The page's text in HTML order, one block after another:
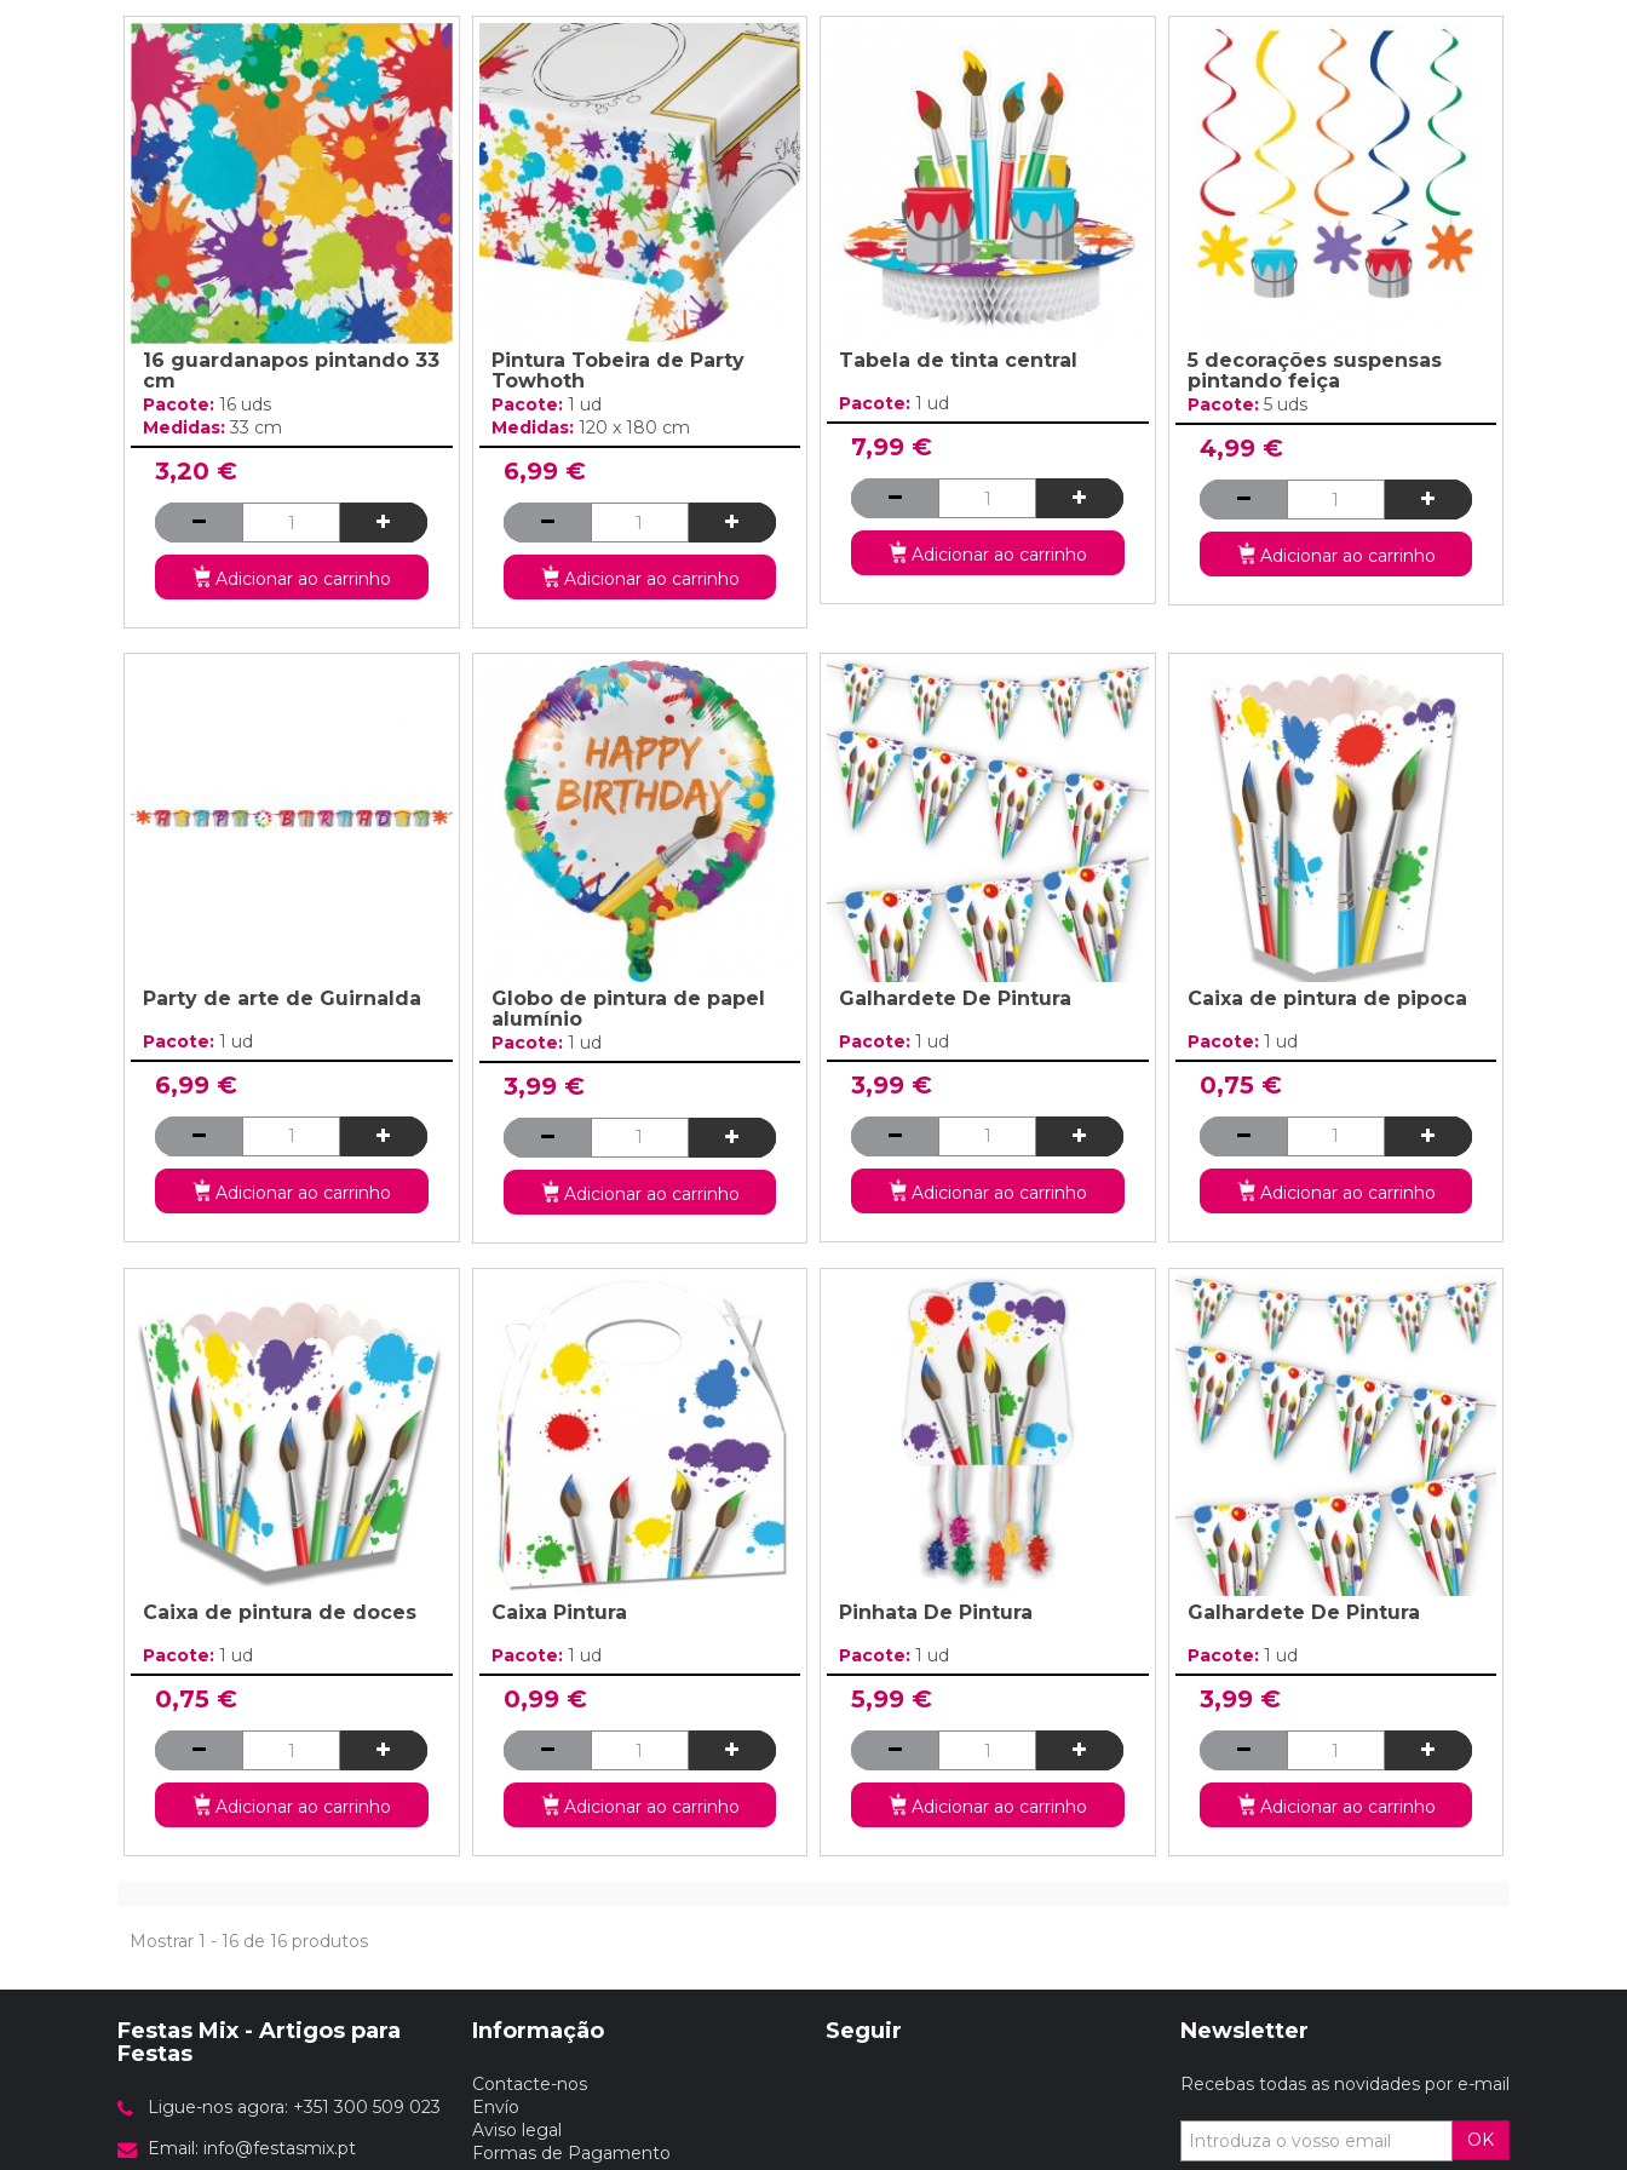
16 guardanapos pintando 33
cm
Pacote: 16 uds
Medidas: 33 cm
3,20 €
Adicionar ao carrinho
Pintura Tobeira de Party
Towhoth
Pacote: 1 ud
Medidas: 120 x 180 cm
6,99 €
Adicionar ao carrinho
Tabela de tinta central
Pacote: 1 ud
7,99 €
Adicionar ao carrinho
5 decorações suspensas
pintando feiça
Pacote: 5 uds
4,99 €
Adicionar ao carrinho
Party de arte de Guirnalda
Pacote: 1 ud
6,99 €
Adicionar ao carrinho
Globo de pintura de papel
alumínio
Pacote: 1 ud
3,99 €
Adicionar ao carrinho
Galhardete De Pintura
Pacote: 1 ud
3,99 €
Adicionar ao carrinho
Caixa de pintura de pipoca
Pacote: 1 ud
0,75 €
Adicionar ao carrinho
Caixa de pintura de doces
Pacote: 1 ud
0,75 €
Adicionar ao carrinho
Caixa Pintura
Pacote: 1 ud
0,99 €
Adicionar ao carrinho
Pinhata De Pintura
Pacote: 1 ud
5,99 €
Adicionar ao carrinho
Galhardete De Pintura
Pacote: 1 ud
3,99 €
Adicionar ao carrinho
Mostrar 1 - 16 de 16 produtos
Festas Mix - Artigos para
Festas
Ligue-nos agora: +351 300 509 023
Email: info@festasmix.pt
Informação
Contacte-nos
Envío
Aviso legal
Formas de Pagamento
Seguir Newsletter
Recebas todas as novidades por e-mail
OK